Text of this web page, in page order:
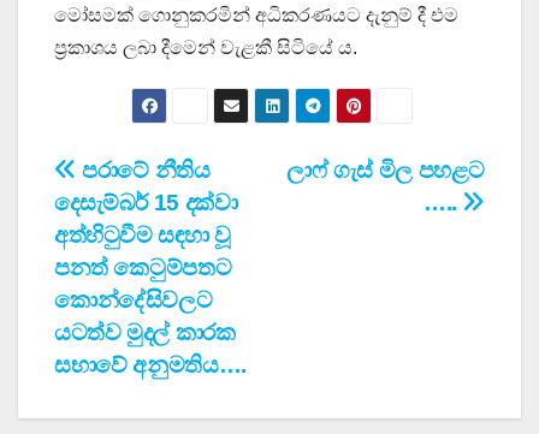
මෝසමක් ගොනුකරමින් අධිකරණයට දැනුම් දී එම
ප්‍රකාශය ලබා දීමෙන් වැළකී සිටියේ ය.
Post
navigation
ලාෆ් ගැස් මිල පහළට
…..
පරාටේ නීතිය
දෙසැම්බර් 15 දක්වා
අත්හිටුවීම සඳහා වූ
පනත් කෙටුම්පතට
කොන්දේසිවලට
යටත්ව මුදල් කාරක
සභාවේ අනුමතිය….